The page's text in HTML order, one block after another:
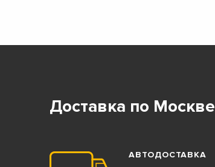
Доставка по Москве
АВТОДОСТАВКА